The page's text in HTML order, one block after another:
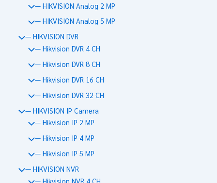
— HIKVISION Analog 2 MP
— HIKVISION Analog 5 MP
— HIKVISION DVR
— Hikvision DVR 4 CH
— Hikvision DVR 8 CH
— Hikvision DVR 16 CH
— Hikvision DVR 32 CH
— HIKVISION IP Camera
— Hikvision IP 2 MP
— Hikvision IP 4 MP
— Hikvision IP 5 MP
— HIKVISION NVR
— Hikvision NVR 4 CH